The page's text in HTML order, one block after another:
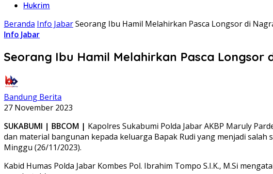
Hukrim
Beranda Info JabarSeorang Ibu Hamil Melahirkan Pasca Longsor di
Info Jabar
Seorang Ibu Hamil Melahirkan Pasca
Bandung Berita
27 November 2023
SUKABUMI | BBCOM | Kapolres Sukabumi Polda Jabar AKBP Maruly
dan material bangunan kepada keluarga Bapak Rudi yang menjadi
Minggu (26/11/2023).
Kabid Humas Polda Jabar Kombes Pol. Ibrahim Tompo S.I.K., M.Si